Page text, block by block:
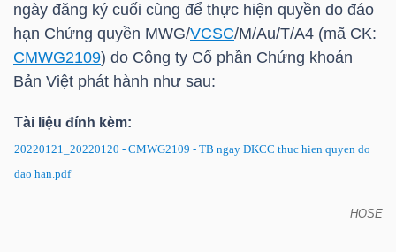
ngày đăng ký cuối cùng để thực hiện quyền do đáo
hạn Chứng quyền MWG/VCSC/M/Au/T/A4 (mã CK:
CMWG2109) do Công ty Cổ phần Chứng khoán
Bản Việt phát hành như sau:
Tài liệu đính kèm:
20220121_20220120 - CMWG2109 - TB ngay DKCC thuc hien quyen do
dao han.pdf
HOSE
BẤT
SẢN
TÀI
CHÍNH